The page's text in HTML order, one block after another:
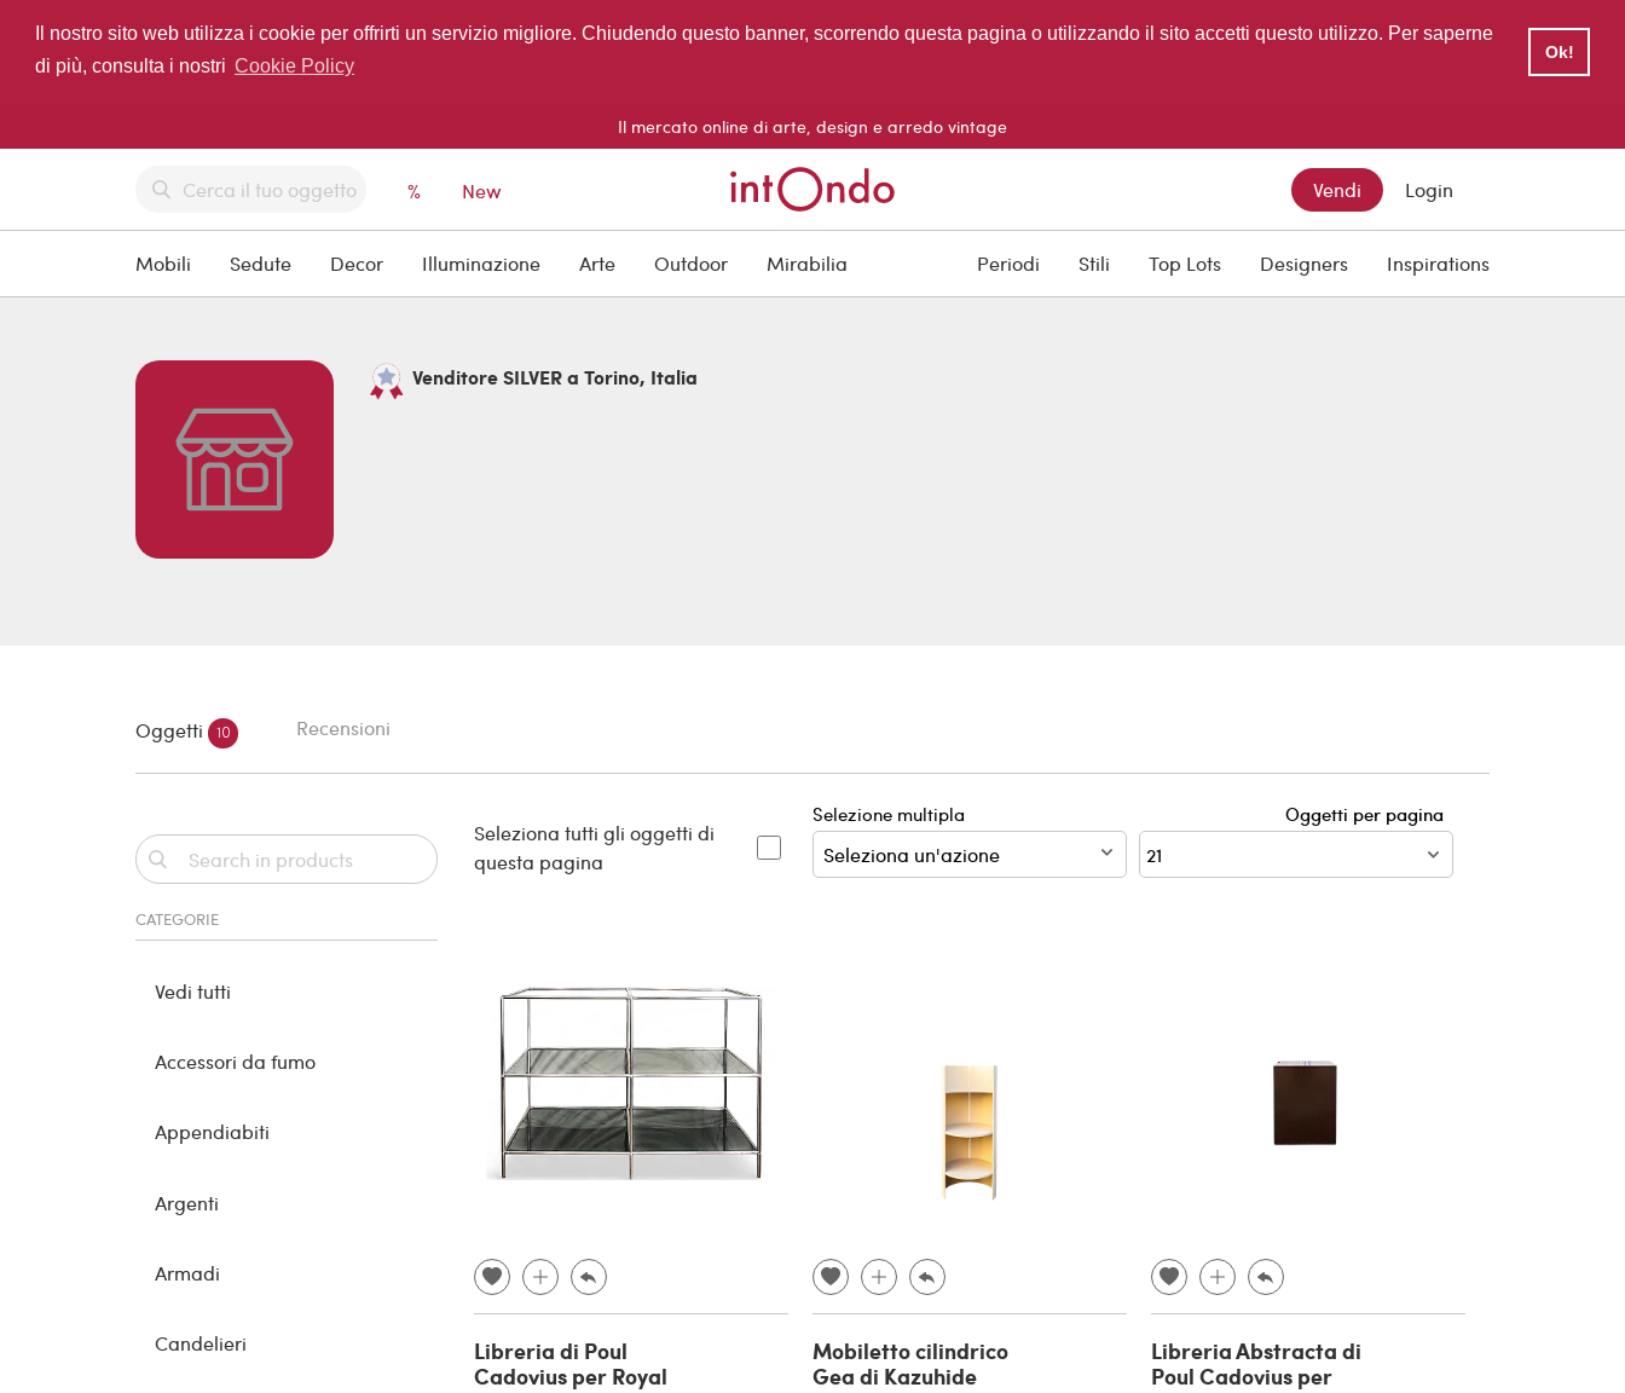
Il nostro sito web utilizza i cookie per offrirti un servizio migliore. Chiudendo questo banner, scorrendo questa pagina o utilizzando il sito accetti questo utilizzo. Per saperne
di più, consulta i nostri Cookie Policy
Ok!
Il mercato online di arte, design e arredo vintage
% New Vendi Login
Mobili Sedute Decor Illuminazione Arte Outdoor Mirabilia Periodi Stili Top Lots Designers Inspirations
Venditore SILVER a Torino, Italia
Oggetti 10 Recensioni
CATEGORIE
Vedi tutti
Accessori da fumo
Appendiabiti
Argenti
Armadi
Candelieri
Seleziona tutti gli oggetti di
questa pagina
Selezione multipla Oggetti per pagina
Libreria di Poul
Cadovius per Royal
Mobiletto cilindrico
Gea di Kazuhide
Libreria Abstracta di
Poul Cadovius per